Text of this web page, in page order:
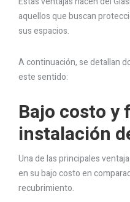
aquellos que buscan
sus espacios.
A continuación, se detallan
este sentido:
Bajo costo y
instalación
Una de las principales
en su bajo costo en
recubrimiento.